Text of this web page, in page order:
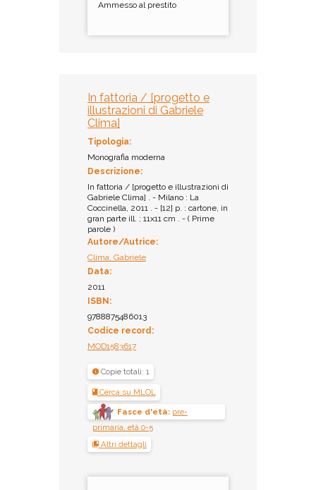
Ammesso al prestito
In fattoria / [progetto e
illustrazioni di Gabriele
Clima]
Tipologia:
Monografia moderna
Descrizione:
In fattoria / [progetto e illustrazioni di
Gabriele Clima] . - Milano : La
Coccinella, 2011 . - [12] p. : cartone, in
gran parte ill. ; 11x11 cm . - ( Prime
parole )
Autore/Autrice:
Clima, Gabriele
Data:
2011
ISBN:
9788875486013
Codice record:
MOD1583617
Copie totali: 1
Cerca su MLOL
Fasce d'età: pre-
primaria, età 0-5
Altri dettagli